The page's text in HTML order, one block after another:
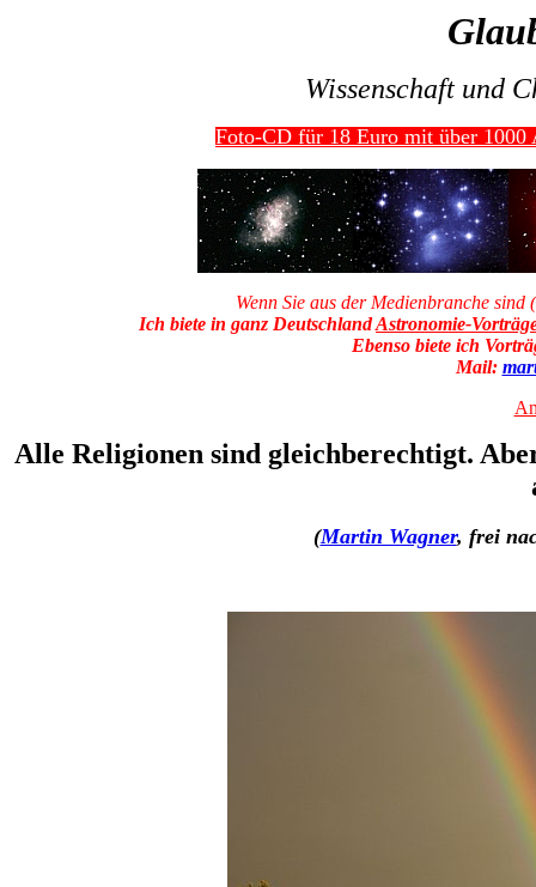
Wissenschaft und
Foto-CD für 18 Euro mit über
Wenn Sie aus der Medienbranche
Ich biete in ganz DeutschlandAstronomie-
Ebenso biete ich
Mail:
Alle Religionen sind gleichberechtigt.
(Martin Wagner, frei